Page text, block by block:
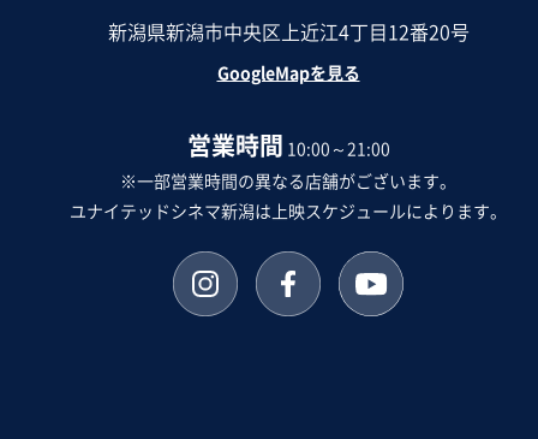
新潟県新潟市中央区上近江4丁目12番20号
GoogleMapを見る
営業時間 10:00～21:00
※一部営業時間の異なる店舗がございます。
ユナイテッドシネマ新潟は上映スケジュールによります。